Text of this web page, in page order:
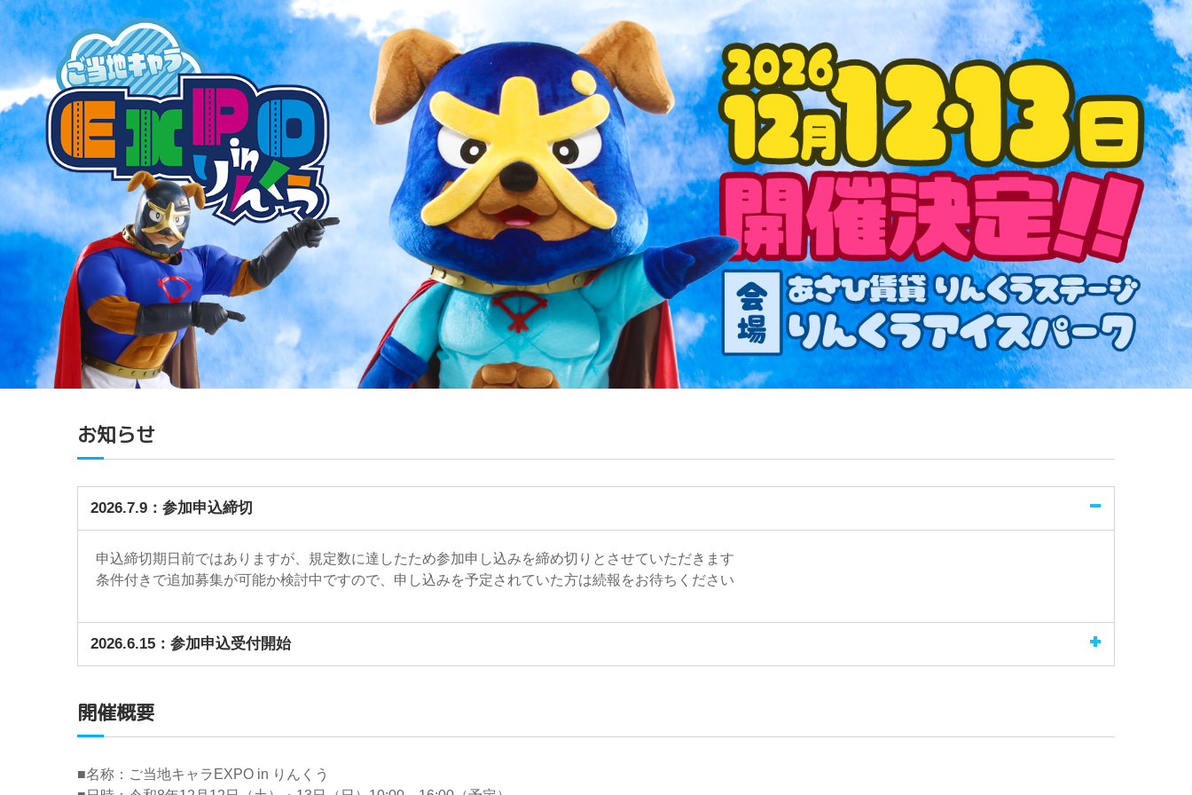
お知らせ
2026.7.9：参加申込締切
申込締切期日前ではありますが、規定数に達したため参加申し込みを締め切りとさせていただきます
条件付きで追加募集が可能か検討中ですので、申し込みを予定されていた方は続報をお待ちください
2026.6.15：参加申込受付開始
開催概要
■名称：ご当地キャラEXPO in りんくう